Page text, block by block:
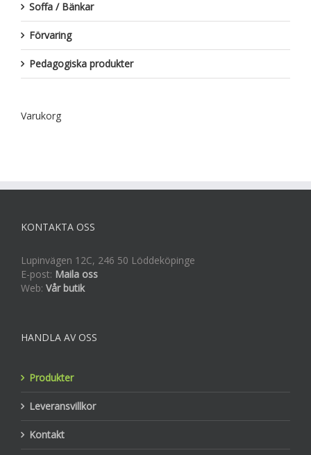
Soffa / Bänkar
Förvaring
Pedagogiska produkter
Varukorg
KONTAKTA OSS
Lupinvägen 12C, 246 50 Löddeköpinge
E-post: Maila oss
Web: Vår butik
HANDLA AV OSS
Produkter
Leveransvillkor
Kontakt